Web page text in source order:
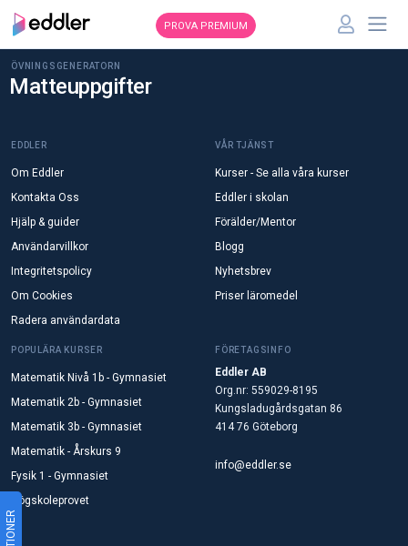
PROVA PREMIUM
ÖVNINGSGENERATORN
Matteuppgifter
EDDLER
Om Eddler
Kontakta Oss
Hjälp & guider
Användarvillkor
Integritetspolicy
Om Cookies
Radera användardata
VÅR TJÄNST
Kurser - Se alla våra kurser
Eddler i skolan
Förälder/Mentor
Blogg
Nyhetsbrev
Priser läromedel
POPULÄRA KURSER
Matematik Nivå 1b - Gymnasiet
Matematik 2b - Gymnasiet
Matematik 3b - Gymnasiet
Matematik - Årskurs 9
Fysik 1 - Gymnasiet
Högskoleprovet
FÖRETAGSINFO
Eddler AB
Org.nr: 559029-8195
Kungsladugårdsgatan 86
414 76 Göteborg
info@eddler.se